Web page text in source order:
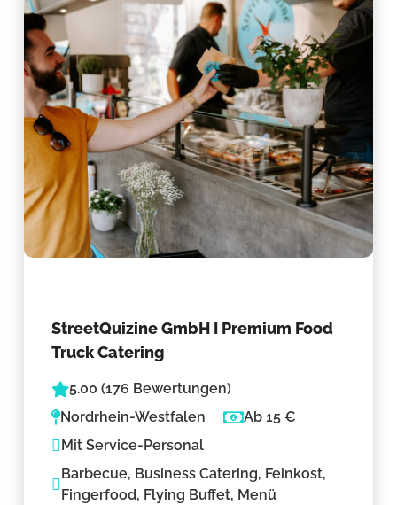
StreetQuizine GmbH I Premium Food
Truck Catering
5.00 (176 Bewertungen)
Nordrhein-Westfalen
Ab 15 €
Mit Service-Personal
Barbecue, Business Catering, Feinkost,
Fingerfood, Flying Buffet, Menü